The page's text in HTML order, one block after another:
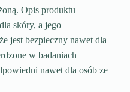
Opis produktu
skóry, a jego
jest bezpieczny nawet dla
w badaniach
nawet dla osób ze